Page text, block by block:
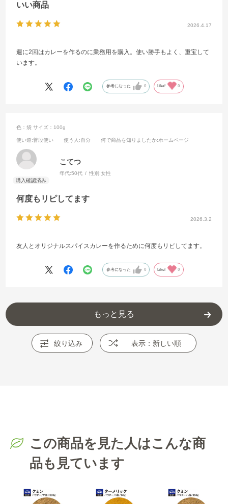
2026.4.17
いい商品
週に2回はカレーを作るのに業務用を購入。使い勝手もよく、重宝して
います。
参考になった 0 Like! 0
2026.3.2
何度もリピしてます
色：袋 サイズ：100g
使い道:普段使い 使う人 :自分 何で商品を知りましたか:ホームページ
こてつ
年代:50代 性別:女性
友人とオリジナルスパイスカレーを作るために何度もリピしてます。
参考になった 0 Like! 0
もっと見る
絞り込み 表示：新しい順
この商品を見た人はこんな商
品も見ています